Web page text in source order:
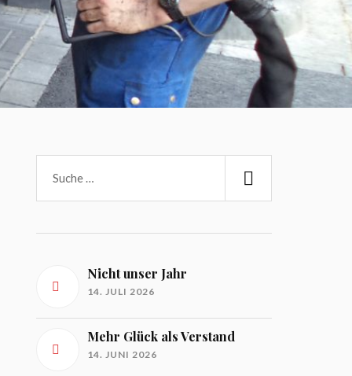
Nicht unser Jahr
14. JULI 2026
Mehr Glück als Verstand
14. JUNI 2026